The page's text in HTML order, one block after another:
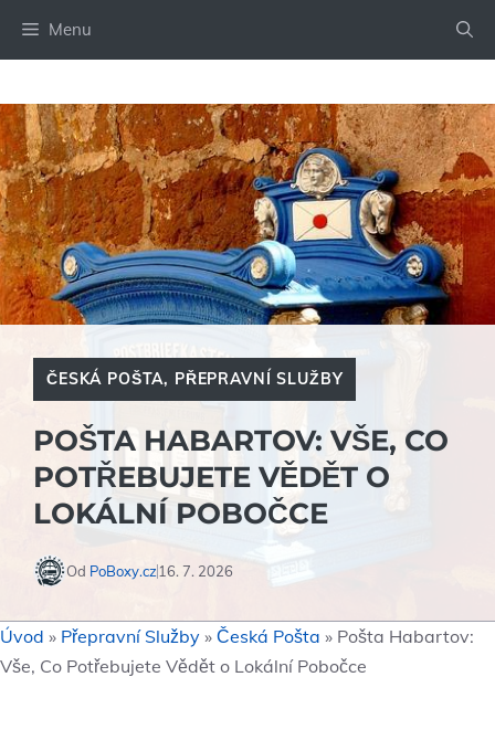
Menu
ČESKÁ POŠTA, PŘEPRAVNÍ SLUŽBY
POŠTA HABARTOV: VŠE, CO
POTŘEBUJETE VĚDĚT O
LOKÁLNÍ POBOČCE
Od PoBoxy.cz 16. 7. 2026
Úvod » Přepravní Služby » Česká Pošta » Pošta Habartov:
Vše, Co Potřebujete Vědět o Lokální Pobočce